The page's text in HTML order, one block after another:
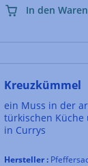
In den
Kreuzkümmel
ein Muss in der
türkischen Küche
in Currys
Hersteller :